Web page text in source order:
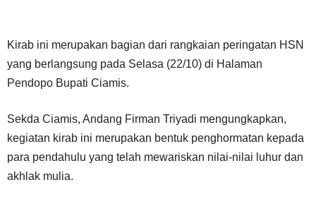
Kirab ini merupakan bagian dari rangkaian peringatan HSN
yang berlangsung pada Selasa (22/10) di Halaman
Pendopo Bupati Ciamis.
Sekda Ciamis, Andang Firman Triyadi mengungkapkan,
kegiatan kirab ini merupakan bentuk penghormatan kepada
para pendahulu yang telah mewariskan nilai-nilai luhur dan
akhlak mulia.